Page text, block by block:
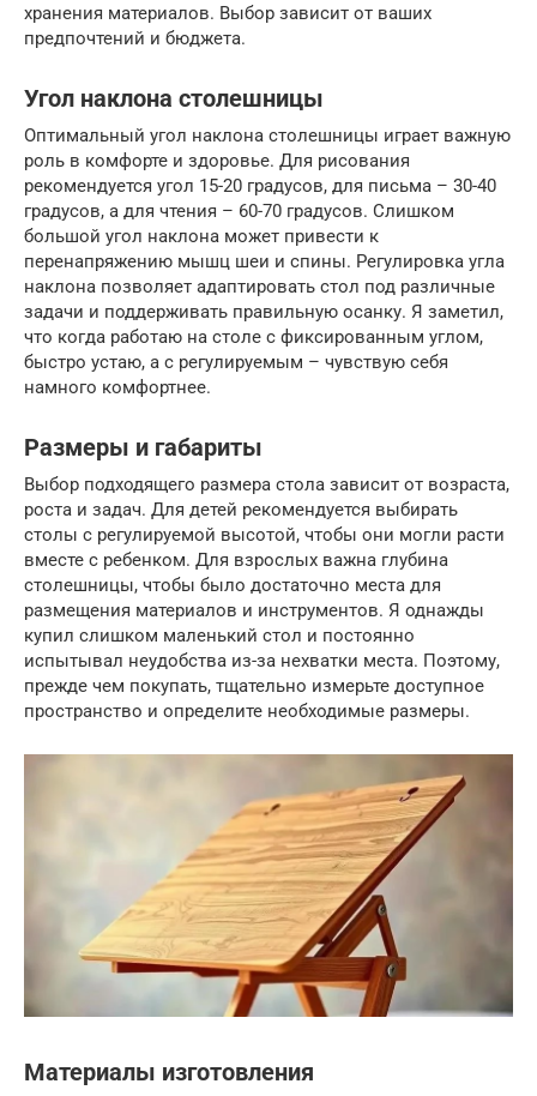
хранения материалов. Выбор зависит от ваших
предпочтений и бюджета.
Угол наклона столешницы
Оптимальный угол наклона столешницы играет важную
роль в комфорте и здоровье. Для рисования
рекомендуется угол 15-20 градусов, для письма – 30-40
градусов, а для чтения – 60-70 градусов. Слишком
большой угол наклона может привести к
перенапряжению мышц шеи и спины. Регулировка угла
наклона позволяет адаптировать стол под различные
задачи и поддерживать правильную осанку. Я заметил,
что когда работаю на столе с фиксированным углом,
быстро устаю, а с регулируемым – чувствую себя
намного комфортнее.
Размеры и габариты
Выбор подходящего размера стола зависит от возраста,
роста и задач. Для детей рекомендуется выбирать
столы с регулируемой высотой, чтобы они могли расти
вместе с ребенком. Для взрослых важна глубина
столешницы, чтобы было достаточно места для
размещения материалов и инструментов. Я однажды
купил слишком маленький стол и постоянно
испытывал неудобства из-за нехватки места. Поэтому,
прежде чем покупать, тщательно измерьте доступное
пространство и определите необходимые размеры.
Материалы изготовления